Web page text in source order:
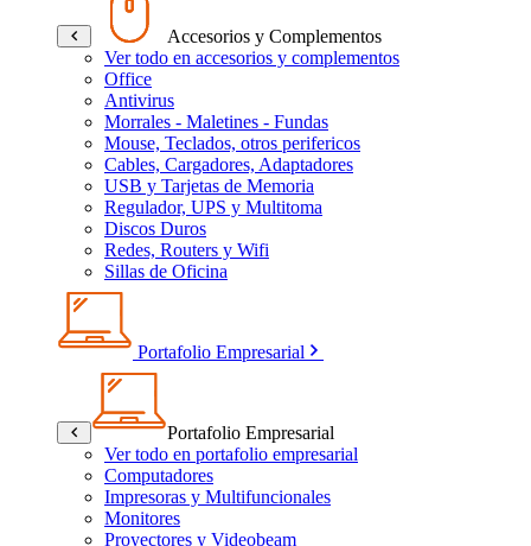
Accesorios y Complementos
Ver todo en accesorios y complementos
Office
Antivirus
Morrales - Maletines - Fundas
Mouse, Teclados, otros perifericos
Cables, Cargadores, Adaptadores
USB y Tarjetas de Memoria
Regulador, UPS y Multitoma
Discos Duros
Redes, Routers y Wifi
Sillas de Oficina
Portafolio Empresarial
Portafolio Empresarial
Ver todo en portafolio empresarial
Computadores
Impresoras y Multifuncionales
Monitores
Proyectores y Videobeam